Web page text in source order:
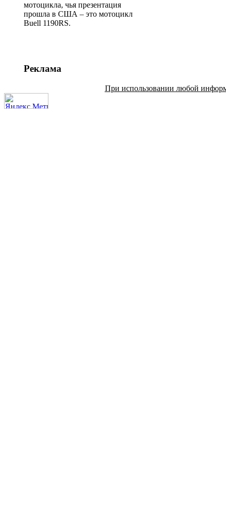
мотоцикла, чья презентация
прошла в США – это мотоцикл
Buell 1190RS.
Реклама
При использовании любой